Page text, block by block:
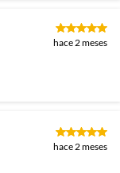
hace 2 meses
hace 2 meses